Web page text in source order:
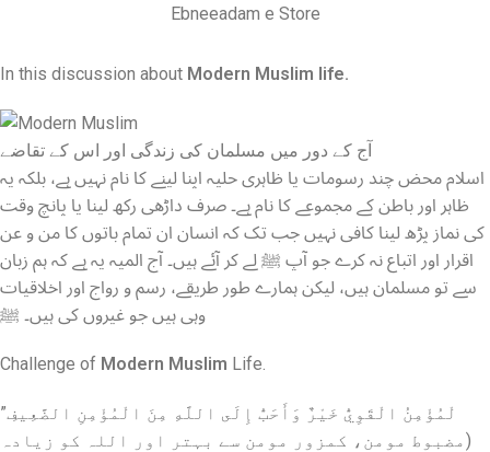
In this discussion about Modern Muslim life.
آج کے دور میں مسلمان کی زندگی اور اس کے تقاضے
​اسلام محض چند رسومات یا ظاہری حلیہ اپنا لینے کا نام نہیں ہے، بلکہ یہ
ظاہر اور باطن کے مجموعے کا نام ہے۔ صرف داڑھی رکھ لینا یا پانچ وقت
کی نماز پڑھ لینا کافی نہیں جب تک کہ انسان ان تمام باتوں کا من و عن
اقرار اور اتباع نہ کرے جو آپ ﷺ لے کر آئے ہیں۔ آج المیہ یہ ہے کہ ہم زبان
سے تو مسلمان ہیں، لیکن ہمارے طور طریقے، رسم و رواج اور اخلاقیات
وہی ہیں جو غیروں کی ہیں۔ ﷺ
Challenge of Modern Muslim Life.
لْمُؤْمِنُ الْقَوِيُّ خَيْرٌ وَأَحَبُّ إِلَى اللَّهِ مِنَ الْمُؤْمِنِ الضَّعِيفِ”
(مضبوط مومن، کمزور مومن سے بہتر اور اللہ کو زیادہ